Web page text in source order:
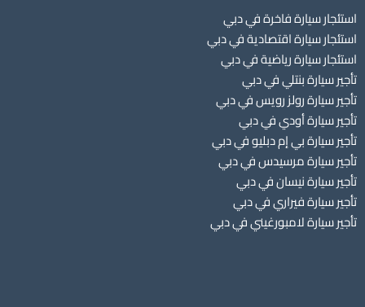
استئجار سيارة فاخرة في دبي
استئجار سيارة اقتصادية في دبي
استئجار سيارة رياضية في دبي
تأجير سيارة بنتلي في دبي
تأجير سيارة رولز رويس في دبي
تأجير سيارة أودي في دبي
تأجير سيارة بي إم دبليو في دبي
تأجير سيارة مرسيدس في دبي
تأجير سيارة نيسان في دبي
تأجير سيارة فيراري في دبي
تأجير سيارة لامبورغيني في دبي